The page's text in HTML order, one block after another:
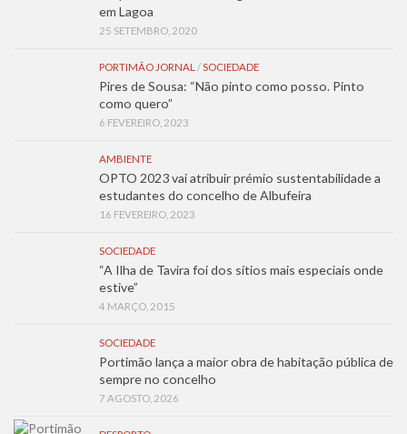
em Lagoa
25 SETEMBRO, 2020
PORTIMÃO JORNAL /SOCIEDADE
Pires de Sousa: “Não pinto como posso. Pinto
como quero”
6 FEVEREIRO, 2023
AMBIENTE
OPTO 2023 vai atribuir prémio sustentabilidade a
estudantes do concelho de Albufeira
16 FEVEREIRO, 2023
SOCIEDADE
“A Ilha de Tavira foi dos sítios mais especiais onde
estive”
4 MARÇO, 2015
SOCIEDADE
Portimão lança a maior obra de habitação pública de
sempre no concelho
7 AGOSTO, 2026